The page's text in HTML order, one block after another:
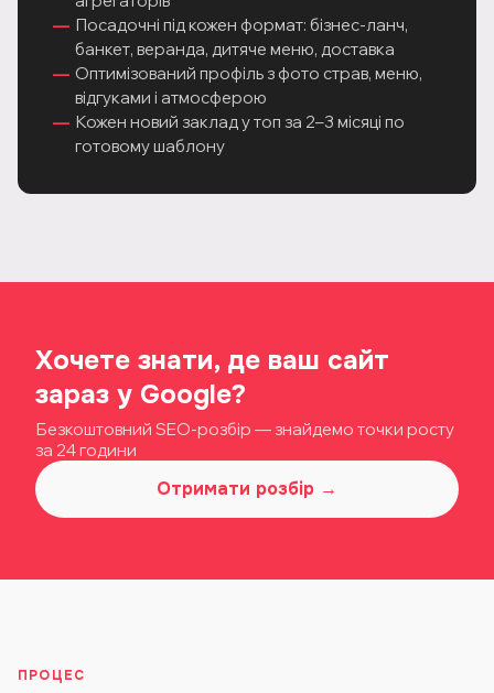
Посадочні під кожен формат: бізнес-ланч,
банкет, веранда, дитяче меню, доставка
Оптимізований профіль з фото страв, меню,
відгуками і атмосферою
Кожен новий заклад у топ за 2–3 місяці по
готовому шаблону
Хочете знати, де ваш сайт
зараз у Google?
Безкоштовний SEO-розбір — знайдемо точки росту
за 24 години
Отримати розбір →
ПРОЦЕС